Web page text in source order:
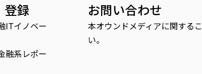
登録
ITイノベー
融系レポー
お問い合わせ
本オウンドメディアに関する
い。